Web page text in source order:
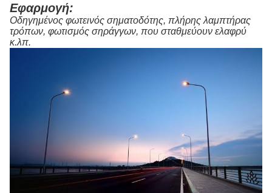
Εφαρμογή:
Οδηγημένος φωτεινός σηματοδότης, πλήρης λαμπτήρας
τρόπων, φωτισμός σηράγγων, που σταθμεύουν ελαφρύ
κ.λπ.